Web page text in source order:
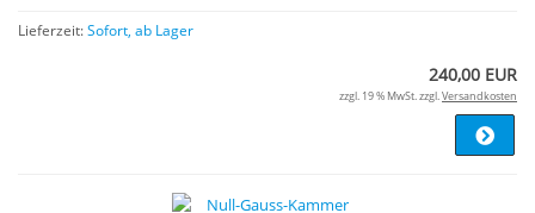
Lieferzeit:Sofort, ab Lager
240,00 EUR
zzgl. 19 % MwSt. zzgl.Versandkosten